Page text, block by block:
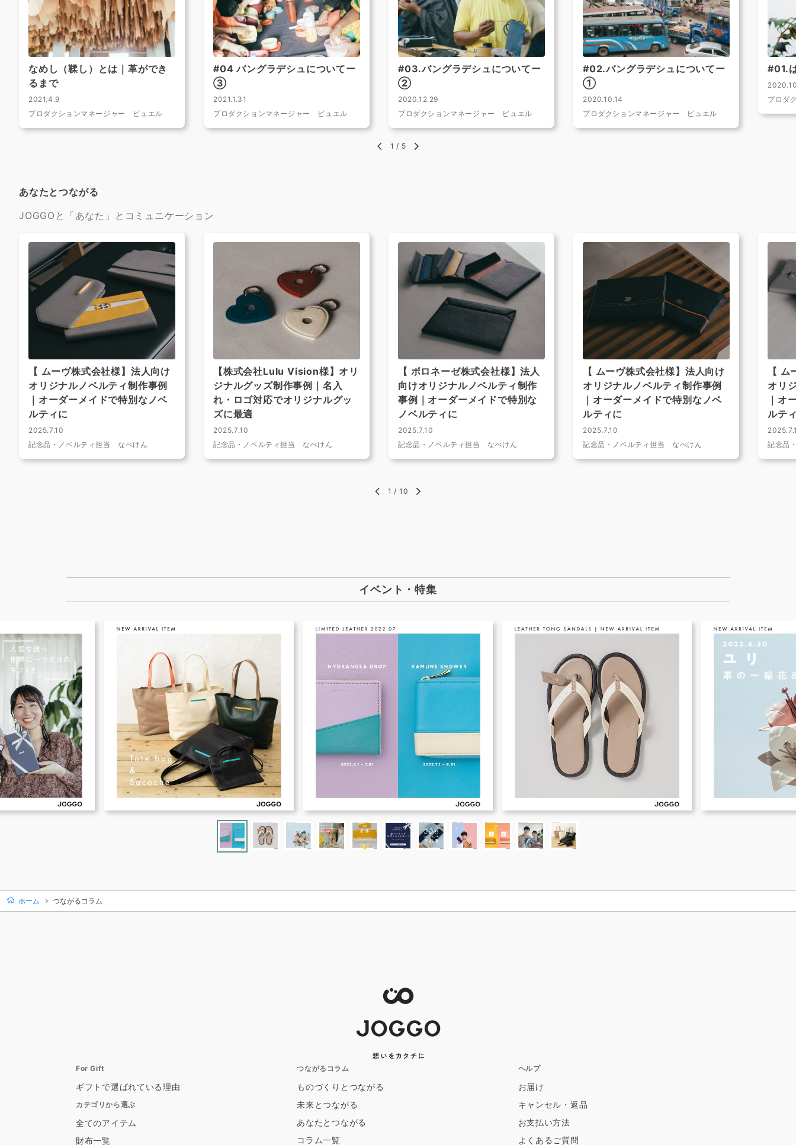
なめし（鞣し）とは｜革ができ
るまで
2021.4.9
プロダクションマネージャー ビュエル
#04 バングラデシュについてー
③
2021.1.31
プロダクションマネージャー ビュエル
#03.バングラデシュについてー
②
2020.12.29
プロダクションマネージャー ビュエル
#02.バングラデシュについてー
①
2020.10.14
プロダクションマネージャー ビュエル
#01.
プロダ
1 / 5
あなたとつながる
JOGGOと「あなた」とコミュニケーション
【 ムーヴ株式会社様】法人向け
オリジナルノベルティ制作事例
｜オーダーメイドで特別なノベ
ルティに
2025.7.10
記念品・ノベルティ担当 なべけん
【株式会社Lulu Vision様】オリ
ジナルグッズ制作事例｜名入
れ・ロゴ対応でオリジナルグッ
ズに最適
2025.7.10
記念品・ノベルティ担当 なべけん
【 ボロネーゼ株式会社様】法人
向けオリジナルノベルティ制作
事例｜オーダーメイドで特別な
ノベルティに
2025.7.10
記念品・ノベルティ担当 なべけん
【 ムーヴ株式会社様】法人向け
オリジナルノベルティ制作事例
｜オーダーメイドで特別なノベ
ルティに
2025.7.10
記念品・ノベルティ担当 なべけん
【
オリ
｜オ
ルテ
記念品
1 / 10
イベント・特集
ホーム つながるコラム
For Gift
ギフトで選ばれている理由
カテゴリから選ぶ
全てのアイテム
財布一覧
つながるコラム
ものづくりとつながる
未来とつながる
あなたとつながる
コラム一覧
ヘルプ
お届け
キャンセル・返品
お支払い方法
よくあるご質問